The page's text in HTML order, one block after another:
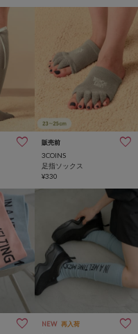
販売前
3COINS
足指ソックス
¥330
NEW 再入荷